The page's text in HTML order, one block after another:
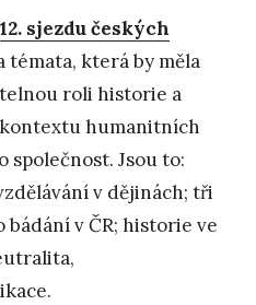
12. sjezdu českých
témata, která by měla
roli historie a
humanitních
společnost. Jsou to:
v dějinách; tři
v ČR; historie ve